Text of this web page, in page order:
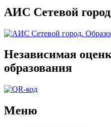
АИС Сетевой
Независимая
образования
Меню